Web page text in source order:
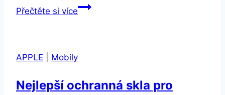
Přečtěte si víceHonor
GB
SIM
APPLE Mobily
Nejlepší ochranná skla pro